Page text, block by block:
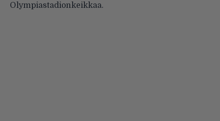
Olympiastadionkeikkaa.